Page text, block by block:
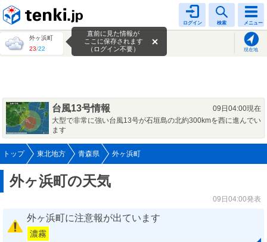
ログイン 検索 メニュー
外ヶ浜町
23/22 現在地
直前に見た情報が
ここに保存されます
（ログイン不要）
台風13号情報
09日04:00現在
大型で非常に強い台風13号が石垣島の北約300kmを西に進んでい
ます
トップ 東北地方 青森県 外ヶ浜町
外ヶ浜町の天気
09日04:00発表
外ヶ浜町に注意報が出ています
濃霧